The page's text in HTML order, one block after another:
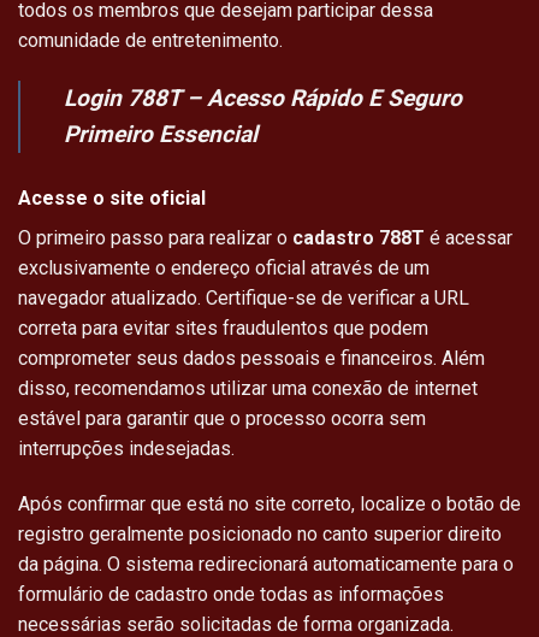
todos os membros que desejam participar dessa
comunidade de entretenimento.
Login 788T– Acesso Rápido E Seguro
Primeiro Essencial
Acesse o site oficial
O primeiro passo para realizar o cadastro 788T é acessar
exclusivamente o endereço oficial através de um
navegador atualizado. Certifique-se de verificar a URL
correta para evitar sites fraudulentos que podem
comprometer seus dados pessoais e financeiros. Além
disso, recomendamos utilizar uma conexão de internet
estável para garantir que o processo ocorra sem
interrupções indesejadas.
Após confirmar que está no site correto, localize o botão de
registro geralmente posicionado no canto superior direito
da página. O sistema redirecionará automaticamente para o
formulário de cadastro onde todas as informações
necessárias serão solicitadas de forma organizada.